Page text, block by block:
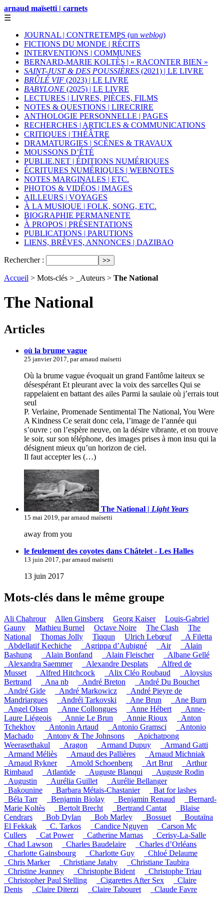
arnaud maïsetti | carnets
☰
JOURNAL | CONTRETEMPS (un weblog)
FICTIONS DU MONDE | RÉCITS
INTERVENTIONS | COMMUNES
BERNARD-MARIE KOLTÈS | « RACONTER BIEN »
SAINT-JUST & DES POUSSIÈRES (2021) | LE LIVRE
BRÛLÉ VIF (2023) | LE LIVRE
BABYLONE (2025) | LE LIVRE
LECTURES | LIVRES, PIÈCES, FILMS
NOTES & QUESTIONS | LIRECRIRE
ANTHOLOGIE PERSONNELLE | PAGES
RECHERCHES | ARTICLES & COMMUNICATIONS
CRITIQUES | THÉÂTRE
DRAMATURGIES | SCÈNES & TRAVAUX
MOUSSONS D’ÉTÉ
PUBLIE.NET | ÉDITIONS NUMÉRIQUES
ÉCRITURES NUMÉRIQUES | WEBNOTES
NOTES MARGINALES | ETC.
PHOTOS & VIDÉOS | IMAGES
AILLEURS | VOYAGES
À LA MUSIQUE | FOLK, SONG, ETC.
BIOGRAPHIE PERMANENTE
À PROPOS | PRÉSENTATIONS
PUBLICATIONS | PARUTIONS
LIENS, BRÈVES, ANNONCES | DAZIBAO
Rechercher :
Accueil > Mots-clés > _Auteurs > The National
The National
Articles
où la brume vague
25 janvier 2017, par arnaud maïsetti
Où la brume vague évoquait un grand Fantôme laiteux se
désespérant Et pleurant avec la voix des sarcelles Qui se
rappelaient en battant des ailes Parmi la saulaie où j’errais tout
seul
P. Verlaine, Promenade Sentimental The National, You Were
A Kindness Ce serait donc cela, l’image de l’année qui
s’ouvre ; on l’espère neuve, on la désire vibrante, et on trouve
le soir, sur son téléphone, des images prises à mon insu qui la
désignent mieux qu’un horizon de ciel.
Il faut accepter les (…)
The National | Light Years
15 mai 2019, par arnaud maïsetti
away from you
le feulement des coyotes dans Châtelet - Les Halles
13 juin 2017, par arnaud maïsetti
13 juin 2017
Mots-clés dans le même groupe
Ali Chahrour Allen Ginsberg Georg Kaiser
Louis-Gabriel
Gauny
Mathieu Burnel Octave Noire The Clash
The
National
Thomas Jolly Tiqqun Ulrich Lebœuf
_A Filetta
_Abdellatif Kechiche
_Agrippa d’Aubigné _Air
_Alain
Bashung
_Alain Bonfand _Alain Fleischer
_Albane Gellé
_Alexandra Saemmer
_Alexandre Desplats
_Alfred de
Musset
_Alfred Hitchcock _Alix Cléo Roubaud
_Aloysius
Bertrand
_Ana nb _André Breton
_André Du Bouchet
_André Gide
_André Markowicz
_André Pieyre de
Mandriargues
_Andréï Tarkovski _Ane Brun
_Ane Burn
_Angel Olsen
_Anne Collongues _Anne Hébert
_Anne-
Laure Liégeois
_Annie Le Brun _Annie Rioux
_Anton
Tchekhov
_Antonin Artaud _Antonio Gramsci
_Antonio
Machado
_Antony & The Johnsons
_Apichatpong
Weerasethakul
_Aragon _Armand Dupuy
_Armand Gatti
_Armand Méliès
_Arnaud des Pallières
_Arnaud Michniak
_Arnaud Rykner
_Arnold Schoenberg _Art Brut
_Arthur
Rimbaud
_Atlantide _Auguste Blanqui
_Auguste Rodin
_Augustin
_Aurélia Guillet
_Aurélie Bellanger
_Bakounine
_Barbara Métais-Chastanier
_Bat for lashes
_Béla Tarr
_Benjamin Biolay _Benjamin Renaud
_Bernard-
Marie Koltès
_Bertolt Brecht _Bertrand Cantat
_Blaise
Cendrars
_Bob Dylan _Bob Marley _Bossuet
_Boutaïna
El Fekkak
_C. Tarkos _Candice Nguyen
_Carson Mc
Cullers
_Cat Power _Catherine Marnas
_Cerisy-La-Salle
_Chad Lawson
_Charles Baudelaire
_Charles d’Orléans
_Charlotte Gainsbourg
_Charlotte Guy
_Chloé Delaume
_Chris Marker
_Christiane Jatahy
_Christiane Taubira
_Christine Jeanney
_Christophe Bident
_Christophe Triau
_Christopher Paul Stelling
_Cigarettes After Sex
_Claire
Denis
_Claire Diterzi _Claire Tabouret _Claude Favre